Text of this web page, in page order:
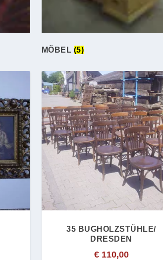
MÖBEL (5)
35 BUGHOLZSTÜHLE/
DRESDEN
€110,00